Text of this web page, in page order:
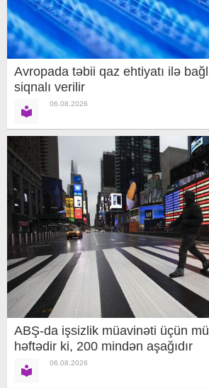
Avropada təbii qaz ehtiyatı ilə
siqnalı verilir
06.08.2026
ABŞ-da işsizlik müavinəti üçün
həftədir ki, 200 mindən aşağıdır
06.08.2026